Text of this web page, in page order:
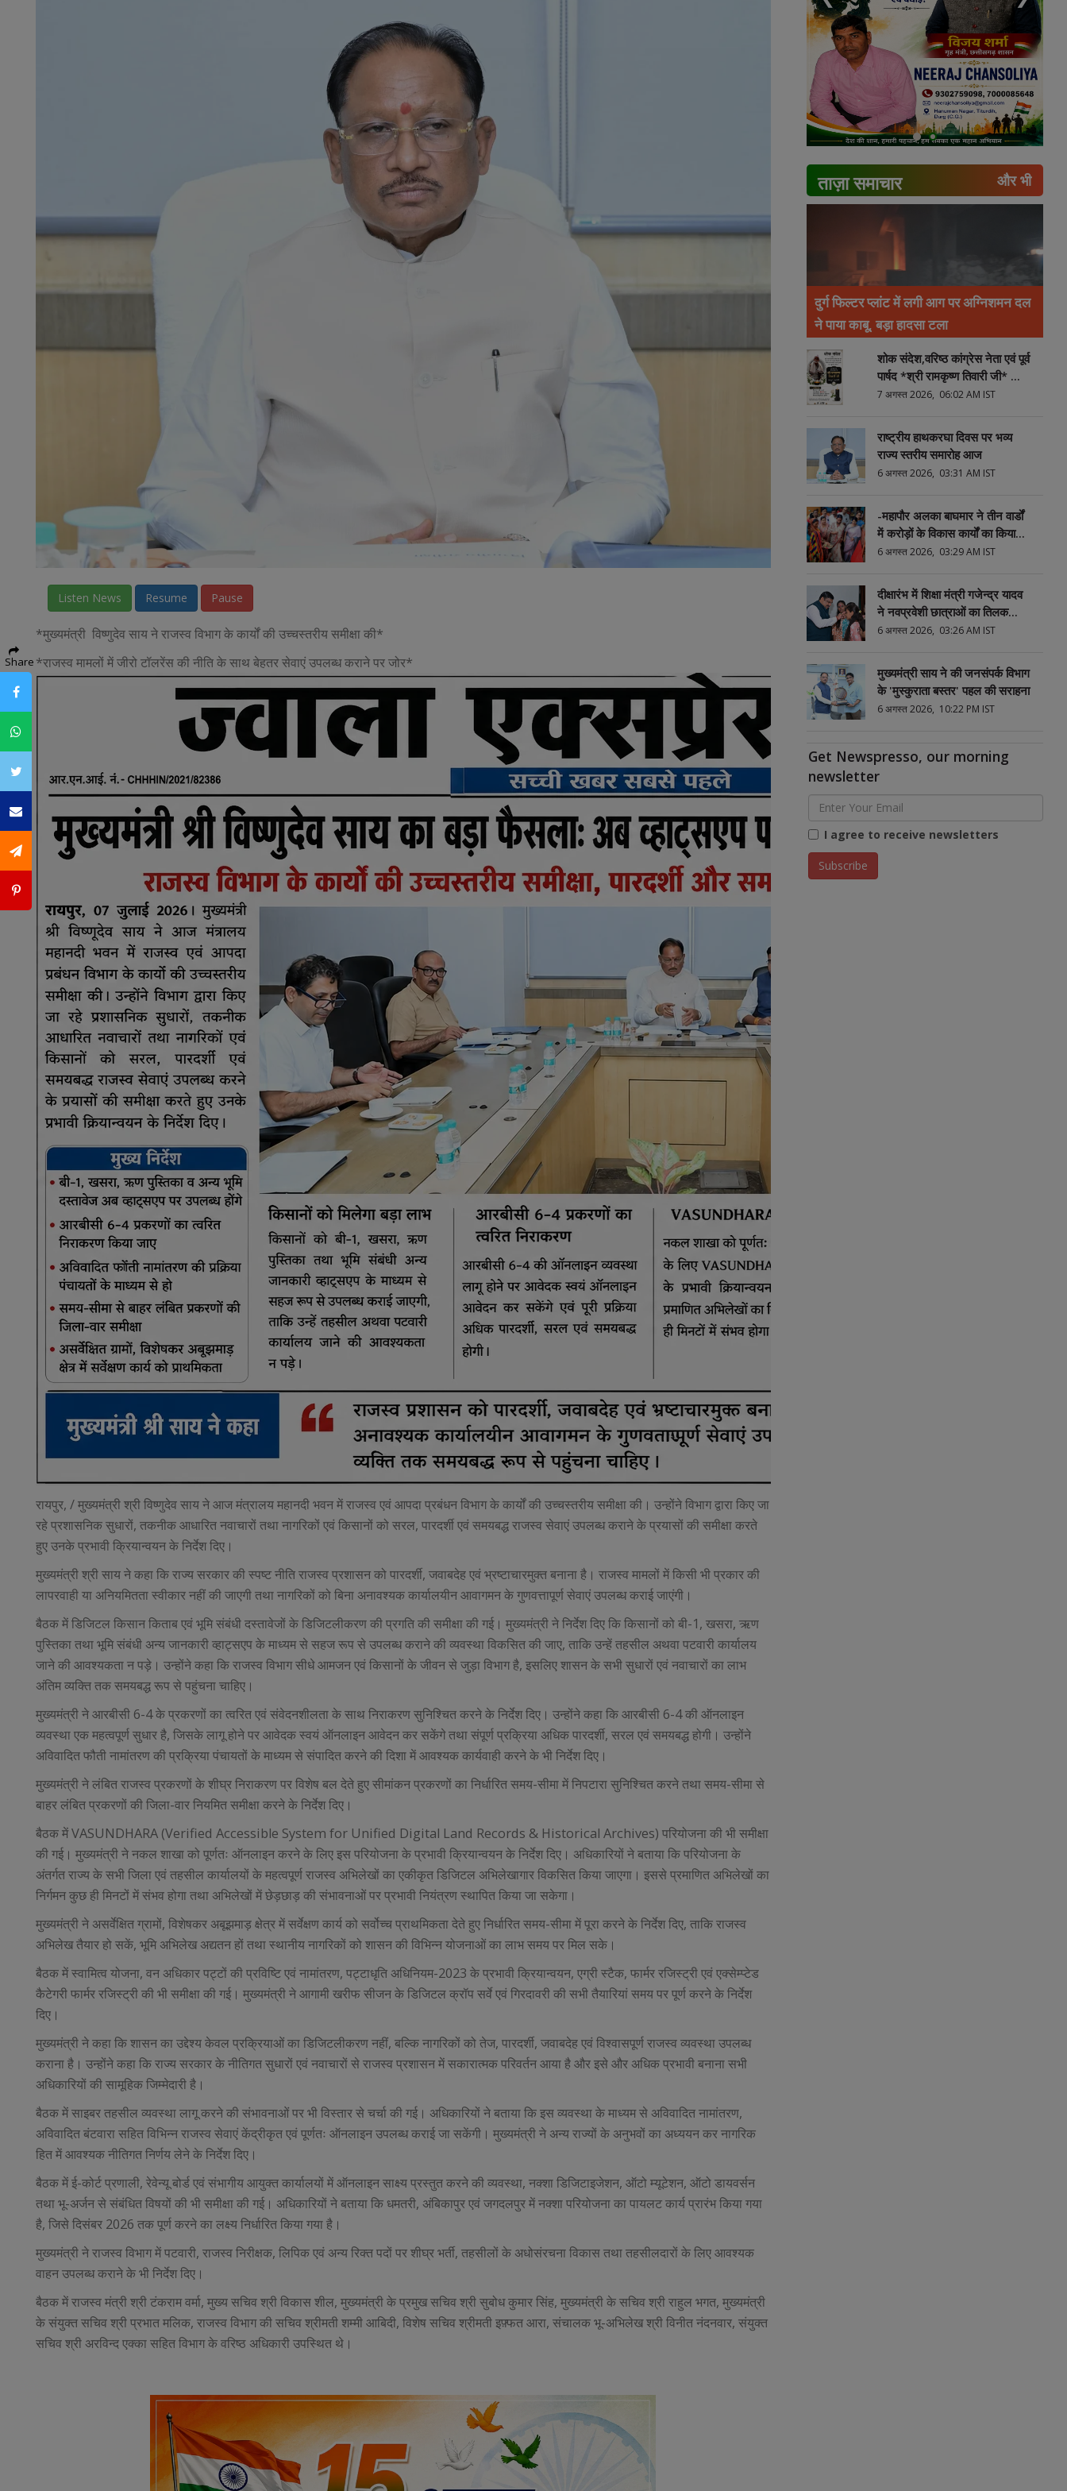
Listen News Resume Pause
*मुख्यमंत्री विष्णुदेव साय ने राजस्व विभाग के कार्यों की उच्चस्तरीय समीक्षा की*
*राजस्व मामलों में जीरो टॉलरेंस की नीति के साथ बेहतर सेवाएं उपलब्ध कराने पर जोर*
रायपुर, / मुख्यमंत्री श्री विष्णुदेव साय ने आज मंत्रालय महानदी भवन में राजस्व एवं आपदा प्रबंधन विभाग के कार्यों की उच्चस्तरीय समीक्षा की। उन्होंने विभाग द्वारा किए जा
रहे प्रशासनिक सुधारों, तकनीक आधारित नवाचारों तथा नागरिकों एवं किसानों को सरल, पारदर्शी एवं समयबद्ध राजस्व सेवाएं उपलब्ध कराने के प्रयासों की समीक्षा करते
हुए उनके प्रभावी क्रियान्वयन के निर्देश दिए।
मुख्यमंत्री श्री साय ने कहा कि राज्य सरकार की स्पष्ट नीति राजस्व प्रशासन को पारदर्शी, जवाबदेह एवं भ्रष्टाचारमुक्त बनाना है। राजस्व मामलों में किसी भी प्रकार की
लापरवाही या अनियमितता स्वीकार नहीं की जाएगी तथा नागरिकों को बिना अनावश्यक कार्यालयीन आवागमन के गुणवत्तापूर्ण सेवाएं उपलब्ध कराई जाएंगी।
बैठक में डिजिटल किसान किताब एवं भूमि संबंधी दस्तावेजों के डिजिटलीकरण की प्रगति की समीक्षा की गई। मुख्यमंत्री ने निर्देश दिए कि किसानों को बी-1, खसरा, ऋण
पुस्तिका तथा भूमि संबंधी अन्य जानकारी व्हाट्सएप के माध्यम से सहज रूप से उपलब्ध कराने की व्यवस्था विकसित की जाए, ताकि उन्हें तहसील अथवा पटवारी कार्यालय
जाने की आवश्यकता न पड़े। उन्होंने कहा कि राजस्व विभाग सीधे आमजन एवं किसानों के जीवन से जुड़ा विभाग है, इसलिए शासन के सभी सुधारों एवं नवाचारों का लाभ
अंतिम व्यक्ति तक समयबद्ध रूप से पहुंचना चाहिए।
मुख्यमंत्री ने आरबीसी 6-4 के प्रकरणों का त्वरित एवं संवेदनशीलता के साथ निराकरण सुनिश्चित करने के निर्देश दिए। उन्होंने कहा कि आरबीसी 6-4 की ऑनलाइन
व्यवस्था एक महत्वपूर्ण सुधार है, जिसके लागू होने पर आवेदक स्वयं ऑनलाइन आवेदन कर सकेंगे तथा संपूर्ण प्रक्रिया अधिक पारदर्शी, सरल एवं समयबद्ध होगी। उन्होंने
अविवादित फौती नामांतरण की प्रक्रिया पंचायतों के माध्यम से संपादित करने की दिशा में आवश्यक कार्यवाही करने के भी निर्देश दिए।
मुख्यमंत्री ने लंबित राजस्व प्रकरणों के शीघ्र निराकरण पर विशेष बल देते हुए सीमांकन प्रकरणों का निर्धारित समय-सीमा में निपटारा सुनिश्चित करने तथा समय-सीमा से
बाहर लंबित प्रकरणों की जिला-वार नियमित समीक्षा करने के निर्देश दिए।
बैठक में VASUNDHARA (Verified Accessible System for Unified Digital Land Records & Historical Archives) परियोजना की भी समीक्षा
की गई। मुख्यमंत्री ने नकल शाखा को पूर्णतः ऑनलाइन करने के लिए इस परियोजना के प्रभावी क्रियान्वयन के निर्देश दिए। अधिकारियों ने बताया कि परियोजना के
अंतर्गत राज्य के सभी जिला एवं तहसील कार्यालयों के महत्वपूर्ण राजस्व अभिलेखों का एकीकृत डिजिटल अभिलेखागार विकसित किया जाएगा। इससे प्रमाणित अभिलेखों का
निर्गमन कुछ ही मिनटों में संभव होगा तथा अभिलेखों में छेड़छाड़ की संभावनाओं पर प्रभावी नियंत्रण स्थापित किया जा सकेगा।
मुख्यमंत्री ने असर्वेक्षित ग्रामों, विशेषकर अबूझमाड़ क्षेत्र में सर्वेक्षण कार्य को सर्वोच्च प्राथमिकता देते हुए निर्धारित समय-सीमा में पूरा करने के निर्देश दिए, ताकि राजस्व
अभिलेख तैयार हो सकें, भूमि अभिलेख अद्यतन हों तथा स्थानीय नागरिकों को शासन की विभिन्न योजनाओं का लाभ समय पर मिल सके।
बैठक में स्वामित्व योजना, वन अधिकार पट्टों की प्रविष्टि एवं नामांतरण, पट्टाधृति अधिनियम-2023 के प्रभावी क्रियान्वयन, एग्री स्टैक, फार्मर रजिस्ट्री एवं एक्सेम्प्टेड
कैटेगरी फार्मर रजिस्ट्री की भी समीक्षा की गई। मुख्यमंत्री ने आगामी खरीफ सीजन के डिजिटल क्रॉप सर्वे एवं गिरदावरी की सभी तैयारियां समय पर पूर्ण करने के निर्देश
दिए।
मुख्यमंत्री ने कहा कि शासन का उद्देश्य केवल प्रक्रियाओं का डिजिटलीकरण नहीं, बल्कि नागरिकों को तेज, पारदर्शी, जवाबदेह एवं विश्वासपूर्ण राजस्व व्यवस्था उपलब्ध
कराना है। उन्होंने कहा कि राज्य सरकार के नीतिगत सुधारों एवं नवाचारों से राजस्व प्रशासन में सकारात्मक परिवर्तन आया है और इसे और अधिक प्रभावी बनाना सभी
अधिकारियों की सामूहिक जिम्मेदारी है।
बैठक में साइबर तहसील व्यवस्था लागू करने की संभावनाओं पर भी विस्तार से चर्चा की गई। अधिकारियों ने बताया कि इस व्यवस्था के माध्यम से अविवादित नामांतरण,
अविवादित बंटवारा सहित विभिन्न राजस्व सेवाएं केंद्रीकृत एवं पूर्णतः ऑनलाइन उपलब्ध कराई जा सकेंगी। मुख्यमंत्री ने अन्य राज्यों के अनुभवों का अध्ययन कर नागरिक
हित में आवश्यक नीतिगत निर्णय लेने के निर्देश दिए।
बैठक में ई-कोर्ट प्रणाली, रेवेन्यू बोर्ड एवं संभागीय आयुक्त कार्यालयों में ऑनलाइन साक्ष्य प्रस्तुत करने की व्यवस्था, नक्शा डिजिटाइजेशन, ऑटो म्यूटेशन, ऑटो डायवर्सन
तथा भू-अर्जन से संबंधित विषयों की भी समीक्षा की गई। अधिकारियों ने बताया कि धमतरी, अंबिकापुर एवं जगदलपुर में नक्शा परियोजना का पायलट कार्य प्रारंभ किया गया
है, जिसे दिसंबर 2026 तक पूर्ण करने का लक्ष्य निर्धारित किया गया है।
मुख्यमंत्री ने राजस्व विभाग में पटवारी, राजस्व निरीक्षक, लिपिक एवं अन्य रिक्त पदों पर शीघ्र भर्ती, तहसीलों के अधोसंरचना विकास तथा तहसीलदारों के लिए आवश्यक
वाहन उपलब्ध कराने के भी निर्देश दिए।
बैठक में राजस्व मंत्री श्री टंकराम वर्मा, मुख्य सचिव श्री विकास शील, मुख्यमंत्री के प्रमुख सचिव श्री सुबोध कुमार सिंह, मुख्यमंत्री के सचिव श्री राहुल भगत, मुख्यमंत्री
के संयुक्त सचिव श्री प्रभात मलिक, राजस्व विभाग की सचिव श्रीमती शम्मी आबिदी, विशेष सचिव श्रीमती इफ़्फत आरा, संचालक भू-अभिलेख श्री विनीत नंदनवार, संयुक्त
सचिव श्री अरविन्द एक्का सहित विभाग के वरिष्ठ अधिकारी उपस्थित थे।
ताज़ा समाचार और भी
दुर्ग फिल्टर प्लांट में लगी आग पर अग्निशमन दल
ने पाया काबू, बड़ा हादसा टला
शोक संदेश,वरिष्ठ कांग्रेस नेता एवं पूर्व
पार्षद *श्री रामकृष्ण तिवारी जी* का
*निधन
7 अगस्त 2026, 06:02 AM IST
राष्ट्रीय हाथकरघा दिवस पर भव्य
राज्य स्तरीय समारोह आज
6 अगस्त 2026, 03:31 AM IST
-महापौर अलका बाघमार ने तीन वार्डों
में करोड़ों के विकास कार्यों का किया
भूमिपूजन
6 अगस्त 2026, 03:29 AM IST
दीक्षारंभ में शिक्षा मंत्री गजेन्द्र यादव
ने नवप्रवेशी छात्राओं का तिलक
लगाकर विद्यार्थियों से किये आत्मीय
6 अगस्त 2026, 03:26 AM IST
मुख्यमंत्री साय ने की जनसंपर्क विभाग
के 'मुस्कुराता बस्तर' पहल की सराहना
6 अगस्त 2026, 10:22 PM IST
Get Newspresso, our morning
newsletter
I agree to receive newsletters
Share
Facebook
Whatsapp
Twitter
Email
SMS
Pintrest